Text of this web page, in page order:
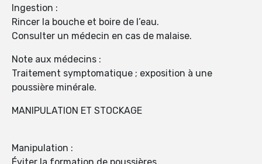
Ingestion :
Rincer la bouche et boire de l’eau.
Consulter un médecin en cas de malaise.
Note aux médecins :
Traitement symptomatique ; exposition à une
poussière minérale.
MANIPULATION ET STOCKAGE
Manipulation :